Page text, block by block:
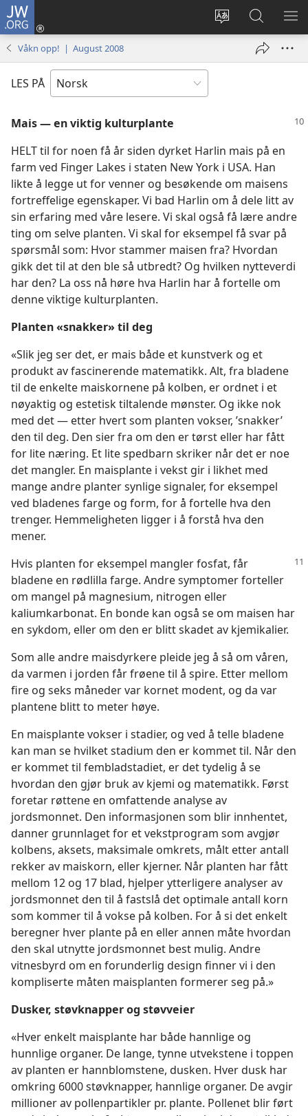
JW.ORG
Endre
Logg
inn
vindu)
Søk
på
JW.ORG
VIS
Våkn opp! | August 2008
LES PÅ
Mais — en viktig kulturplante
HELT til for noen få år siden dyrket Harlin mais på en
farm ved Finger Lakes i staten New York i USA. Han
likte å legge ut for venner og besøkende om maisens
fortreffelige egenskaper. Vi bad Harlin om å dele litt av
sin erfaring med våre lesere. Vi skal også få lære andre
ting om selve planten. Vi skal for eksempel få svar på
spørsmål som: Hvor stammer maisen fra? Hvordan
gikk det til at den ble så utbredt? Og hvilken nytteverdi
har den? La oss nå høre hva Harlin har å fortelle om
denne viktige kulturplanten.
Planten «snakker» til deg
«Slik jeg ser det, er mais både et kunstverk og et
produkt av fascinerende matematikk. Alt, fra bladene
til de enkelte maiskornene på kolben, er ordnet i et
nøyaktig og estetisk tiltalende mønster. Og ikke nok
med det — etter hvert som planten vokser, ’snakker’
den til deg. Den sier fra om den er tørst eller har fått
for lite næring. Et lite spedbarn skriker når det er noe
det mangler. En maisplante i vekst gir i likhet med
mange andre planter synlige signaler, for eksempel
ved bladenes farge og form, for å fortelle hva den
trenger. Hemmeligheten ligger i å forstå hva den
mener.
Hvis planten for eksempel mangler fosfat, får
bladene en rødlilla farge. Andre symptomer forteller
om mangel på magnesium, nitrogen eller
kaliumkarbonat. En bonde kan også se om maisen har
en sykdom, eller om den er blitt skadet av kjemikalier.
Som alle andre maisdyrkere pleide jeg å så om våren,
da varmen i jorden får frøene til å spire. Etter mellom
fire og seks måneder var kornet modent, og da var
plantene blitt to meter høye.
En maisplante vokser i stadier, og ved å telle bladene
kan man se hvilket stadium den er kommet til. Når den
er kommet til fembladstadiet, er det tydelig å se
hvordan den gjør bruk av kjemi og matematikk. Først
foretar røttene en omfattende analyse av
jordsmonnet. Den informasjonen som blir innhentet,
danner grunnlaget for et vekstprogram som avgjør
kolbens, aksets, maksimale omkrets, målt etter antall
rekker av maiskorn, eller kjerner. Når planten har fått
mellom 12 og 17 blad, hjelper ytterligere analyser av
jordsmonnet den til å fastslå det optimale antall korn
som kommer til å vokse på kolben. For å si det enkelt
beregner hver plante på en eller annen måte hvordan
den skal utnytte jordsmonnet best mulig. Andre
vitnesbyrd om en forunderlig design finner vi i den
kompliserte måten maisplanten formerer seg på.»
Dusker, støvknapper og støvveier
«Hver enkelt maisplante har både hannlige og
hunnlige organer. De lange, tynne utvekstene i toppen
av planten er hannblomstene, dusken. Hver dusk har
omkring 6000 støvknapper, hannlige organer. De avgir
millioner av pollenpartikler pr. plante. Pollenet blir ført